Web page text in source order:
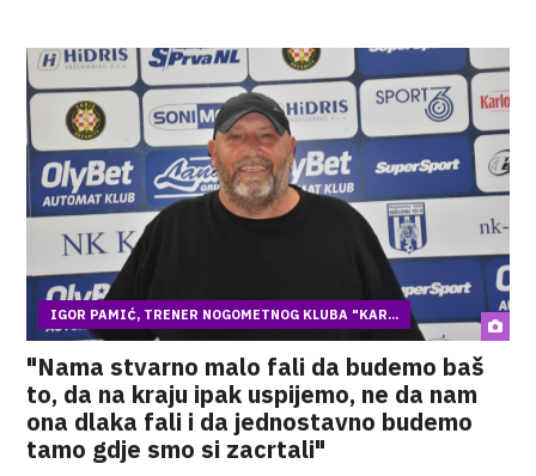
IGOR PAMIĆ, TRENER NOGOMETNOG KLUBA "KAR...
"Nama stvarno malo fali da budemo baš
to, da na kraju ipak uspijemo, ne da nam
ona dlaka fali i da jednostavno budemo
tamo gdje smo si zacrtali"